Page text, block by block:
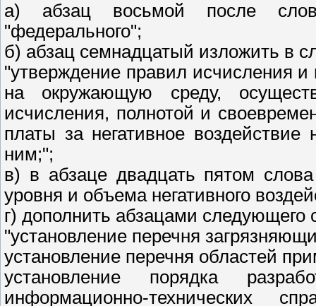
а) абзац восьмой после
"федерального";
б) абзац семнадцатый изложить в
"утверждение правил исчисления и
на окружающую среду,
исчисления, полнотой и
платы за негативное
ним;";
в) в абзаце двадцать пятом
уровня и объема негативного
г) дополнить абзацами следующего
"установление перечня
установление перечня областей
установление порядка
информационно-технических